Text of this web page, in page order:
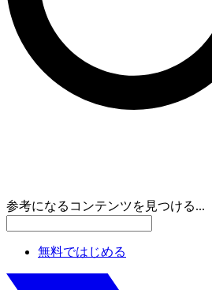
参考になるコンテンツを見つける...
無料ではじめる